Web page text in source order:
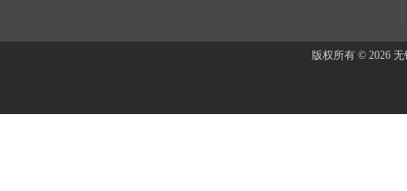
版权所有 © 2026